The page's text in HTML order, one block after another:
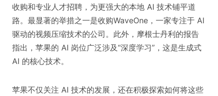
收购和专业人才招聘，为更强大的本地 AI 技术铺平道
路。最显著的举措之一是收购WaveOne，一家专注于 AI
驱动的视频压缩技术的公司。此外，摩根士丹利的报告
指出，苹果的 AI 岗位广泛涉及“深度学习”，这是生成式
AI 的核心技术。
苹果不仅关注 AI 技术的发展，还在积极探索如何将这些